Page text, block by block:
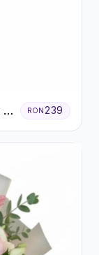
și
RON239